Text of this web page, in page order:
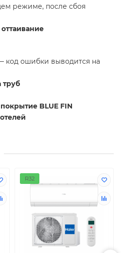
режиме, после сбоя
код ошибки выводится на
труб
BLUE FIN
R32